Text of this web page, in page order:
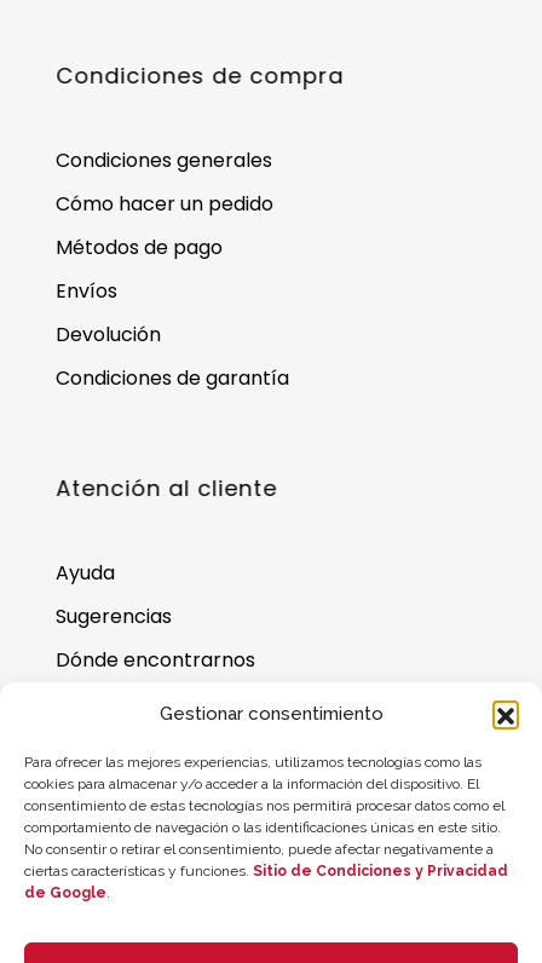
Gestionar consentimiento
Para ofrecer las mejores experiencias, utilizamos tecnologías como las
cookies para almacenar y/o acceder a la información del dispositivo. El
consentimiento de estas tecnologías nos permitirá procesar datos como el
comportamiento de navegación o las identificaciones únicas en este sitio.
No consentir o retirar el consentimiento, puede afectar negativamente a
ciertas características y funciones. Sitio de Condiciones y Privacidad
de Google.
Condiciones de compra
Condiciones generales
Cómo hacer un pedido
Métodos de pago
Envíos
Devolución
Condiciones de garantía
Atención al cliente
Ayuda
Sugerencias
Dónde encontrarnos
Preguntas frecuentes